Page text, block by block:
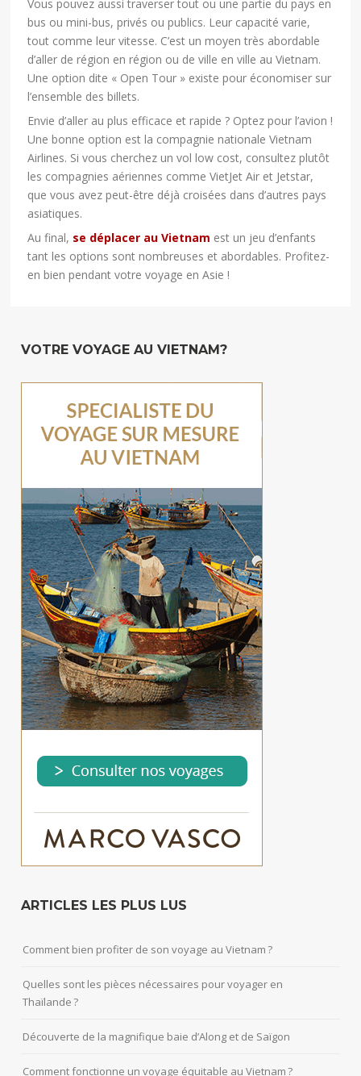
Vous pouvez aussi traverser tout ou une partie du pays en
bus ou mini-bus, privés ou publics. Leur capacité varie,
tout comme leur vitesse. C’est un moyen très abordable
d’aller de région en région ou de ville en ville au Vietnam.
Une option dite « Open Tour » existe pour économiser sur
l’ensemble des billets.
Envie d’aller au plus efficace et rapide ? Optez pour l’avion !
Une bonne option est la compagnie nationale Vietnam
Airlines. Si vous cherchez un vol low cost, consultez plutôt
les compagnies aériennes comme VietJet Air et Jetstar,
que vous avez peut-être déjà croisées dans d’autres pays
asiatiques.
Au final, se déplacer au Vietnam est un jeu d’enfants
tant les options sont nombreuses et abordables. Profitez-
en bien pendant votre voyage en Asie !
VOTRE VOYAGE AU VIETNAM?
ARTICLES LES PLUS LUS
Comment bien profiter de son voyage au Vietnam ?
Quelles sont les pièces nécessaires pour voyager en
Thaïlande ?
Découverte de la magnifique baie d’Along et de Saïgon
Comment fonctionne un voyage équitable au Vietnam ?